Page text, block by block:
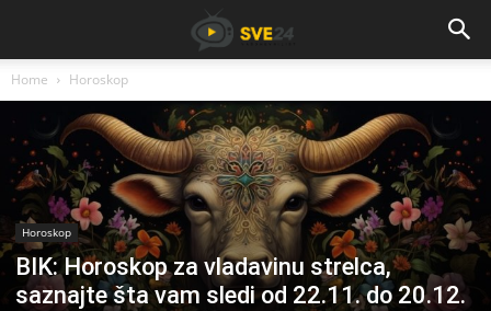
Home Horoskop
Horoskop
BIK: Horoskop za vladavinu strelca,
saznajte šta vam sledi od 22.11. do 20.12.